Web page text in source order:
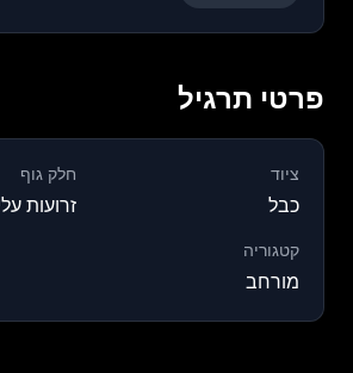
פרטי תרגיל
ציוד
כבל
חלק גוף
זרועות
קטגוריה
מורחב